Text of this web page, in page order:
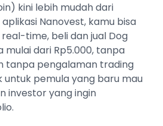
kini lebih mudah dari
Nanovest, kamu bisa
time, beli dan jual Dog
mulai dari Rp5.000, tanpa
tanpa pengalaman trading
untuk pemula yang baru mau
investor yang ingin